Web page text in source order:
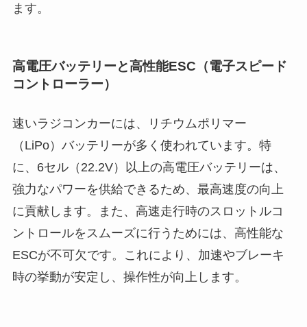
ます。
高電圧バッテリーと高性能ESC（電子スピード
コントローラー）
速いラジコンカーには、リチウムポリマー
（LiPo）バッテリーが多く使われています。特
に、6セル（22.2V）以上の高電圧バッテリーは、
強力なパワーを供給できるため、最高速度の向上
に貢献します。また、高速走行時のスロットルコ
ントロールをスムーズに行うためには、高性能な
ESCが不可欠です。これにより、加速やブレーキ
時の挙動が安定し、操作性が向上します。